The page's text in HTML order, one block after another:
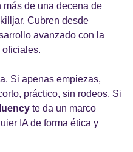
más de una decena de
Cubren desde
avanzado con la
oficiales.
práctico, sin rodeos. Si
te da un marco
IA de forma ética y